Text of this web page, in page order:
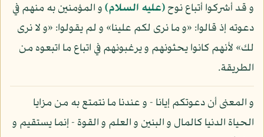
و قد أشركوا أتباع نوح(عليه السلام)و المؤمنين به منهم في
دعوته إذ قالوا: «و ما نرى لكم علينا» و لم يقولوا: «و لا نرى
لك» لأنهم كانوا يحثونهم و يرغبونهم في اتباع ما اتبعوه من
الطريقة.
و المعنى أن دعوتكم إيانا - و عندنا ما نتمتع به من مزايا
الحياة الدنيا كالمال و البنين و العلم و القوة - إنما يستقيم و